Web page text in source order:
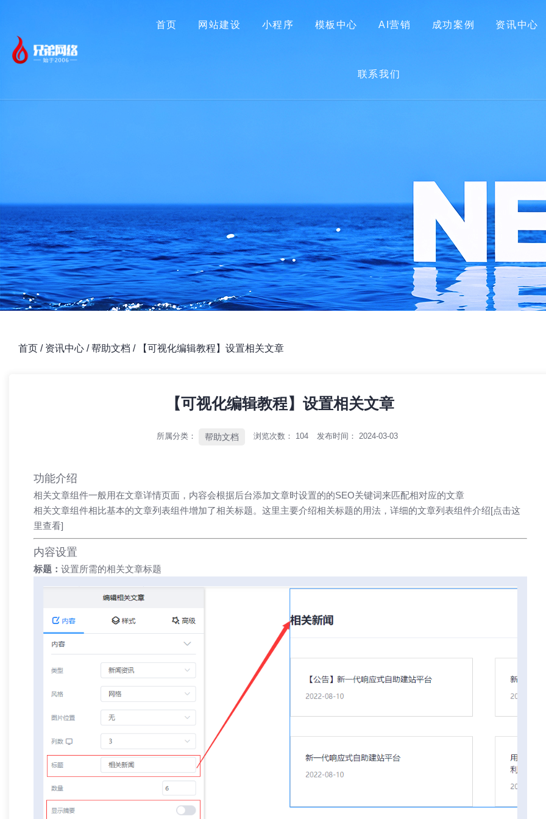
首页 网站建设 小程序 模板中心 AI营销 成功案例 资讯中心
联系我们
首页 关于我们 网站建设 小程序 模板中心
首页 / 资讯中心 /帮助文档 / 【可视化编辑教程】设置相关文章
【可视化编辑教程】设置相关文章
所属分类： 帮助文档 浏览次数： 104 发布时间： 2024-03-03
功能介绍
相关文章组件一般用在文章详情页面，内容会根据后台添加文章时设置的的SEO关键词来匹配相对应的文章
相关文章组件相比基本的文章列表组件增加了相关标题。这里主要介绍相关标题的用法，详细的文章列表组件介绍[点击这
里查看]
内容设置
标题： 设置所需的相关文章标题
「兄弟网络」深耕西安20年：不只是做